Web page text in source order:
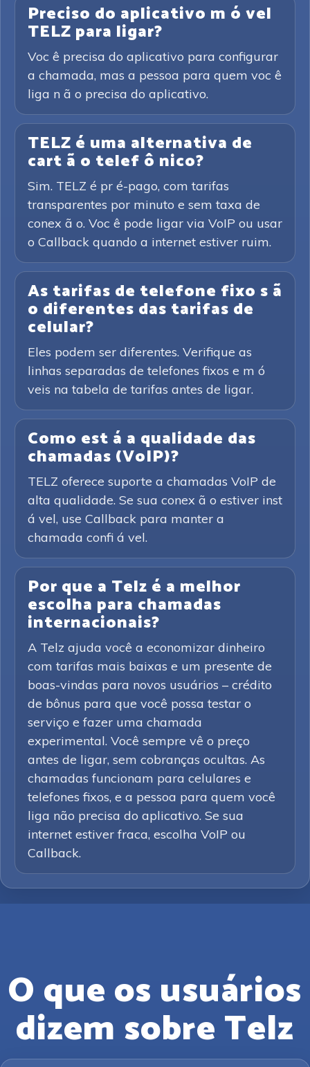
Preciso do aplicativo m ó vel
TELZ para ligar?
Voc ê precisa do aplicativo para configurar
a chamada, mas a pessoa para quem voc ê
liga n ã o precisa do aplicativo.
TELZ é uma alternativa de
cart ã o telef ô nico?
Sim. TELZ é pr é-pago, com tarifas
transparentes por minuto e sem taxa de
conex ã o. Voc ê pode ligar via VoIP ou usar
o Callback quando a internet estiver ruim.
As tarifas de telefone fixo s ã
o diferentes das tarifas de
celular?
Eles podem ser diferentes. Verifique as
linhas separadas de telefones fixos e m ó
veis na tabela de tarifas antes de ligar.
Como est á a qualidade das
chamadas (VoIP)?
TELZ oferece suporte a chamadas VoIP de
alta qualidade. Se sua conex ã o estiver inst
á vel, use Callback para manter a
chamada confi á vel.
Por que a Telz é a melhor
escolha para chamadas
internacionais?
A Telz ajuda você a economizar dinheiro
com tarifas mais baixas e um presente de
boas-vindas para novos usuários – crédito
de bônus para que você possa testar o
serviço e fazer uma chamada
experimental. Você sempre vê o preço
antes de ligar, sem cobranças ocultas. As
chamadas funcionam para celulares e
telefones fixos, e a pessoa para quem você
liga não precisa do aplicativo. Se sua
internet estiver fraca, escolha VoIP ou
Callback.
O que os usuários
dizem sobre Telz